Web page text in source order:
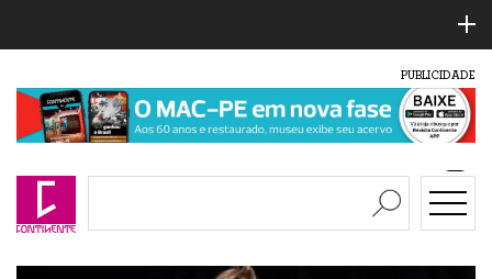
PUBLICIDADE